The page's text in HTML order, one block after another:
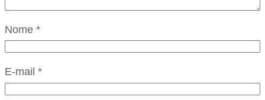
Nome *
E-mail *